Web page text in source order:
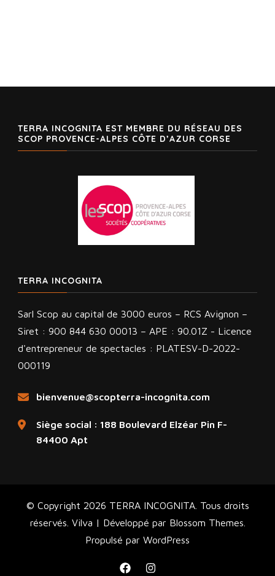
TERRA INCOGNITA EST MEMBRE DU RÉSEAU DES
SCOP PROVENCE-ALPES CÔTE D’AZUR CORSE
TERRA INCOGNITA
Sarl Scop au capital de 3000 euros – RCS Avignon –
Siret : 900 844 630 00013 – APE : 90.01Z - Licence
d'entrepreneur de spectacles : PLATESV-D-2022-
000119
bienvenue@scopterra-incognita.com
Siège social : 188 Boulevard Elzéar Pin F-
84400 Apt
© Copyright 2026 TERRA INCOGNITA. Tous droits
réservés. Vilva | Développé par Blossom Themes
Propulsé par WordPress